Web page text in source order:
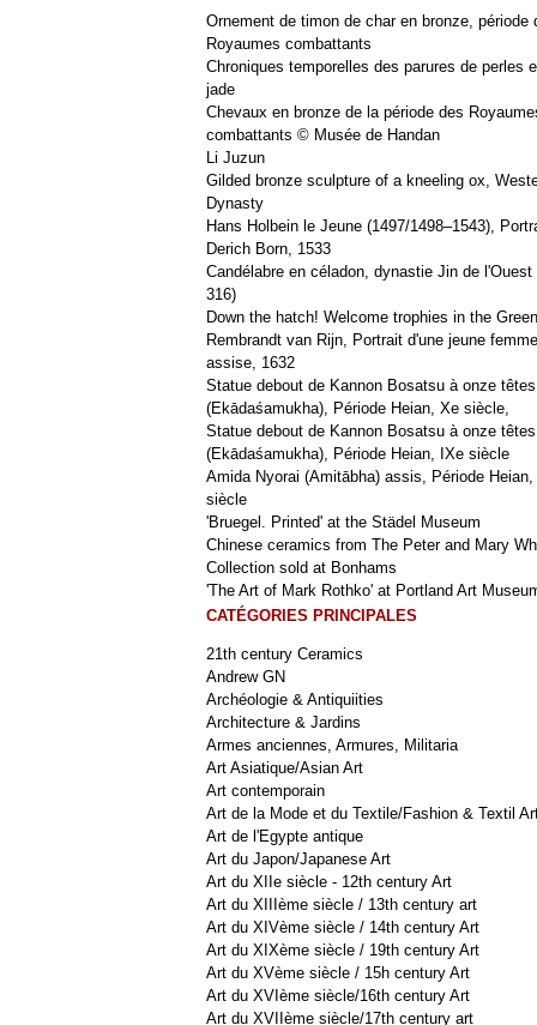
Ornement de timon de char en bronze, période
Royaumes combattants
Chroniques temporelles des parures de perles
jade
Chevaux en bronze de la période des
combattants © Musée de Handan
Li Juzun
Gilded bronze sculpture of a kneeling ox,
Dynasty
Hans Holbein le Jeune (1497/1498–1543),
Derich Born, 1533
Candélabre en céladon, dynastie Jin de l'Ouest
316)
Down the hatch! Welcome trophies in the
Rembrandt van Rijn, Portrait d'une jeune femme
assise, 1632
Statue debout de Kannon Bosatsu à onze têtes
(Ekādaśamukha), Période Heian, Xe siècle,
Statue debout de Kannon Bosatsu à onze têtes
(Ekādaśamukha), Période Heian, IXe siècle
Amida Nyorai (Amitābha) assis, Période
siècle
'Bruegel. Printed' at the Städel Museum
Chinese ceramics from The Peter and Mary
Collection sold at Bonhams
'The Art of Mark Rothko' at Portland Art
CATÉGORIES PRINCIPALES
21th century Ceramics
Andrew GN
Archéologie & Antiquiities
Architecture & Jardins
Armes anciennes, Armures, Militaria
Art Asiatique/Asian Art
Art contemporain
Art de la Mode et du Textile/Fashion & Textil
Art de l'Egypte antique
Art du Japon/Japanese Art
Art du XIIe siècle - 12th century Art
Art du XIIIème siècle / 13th century art
Art du XIVème siècle / 14th century Art
Art du XIXème siècle / 19th century Art
Art du XVème siècle / 15h century Art
Art du XVIème siècle/16th century Art
Art du XVIIème siècle/17th century art